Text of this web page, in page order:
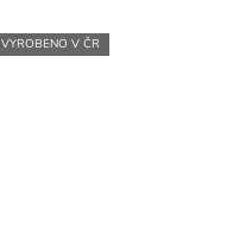
VYROBENO V ČR